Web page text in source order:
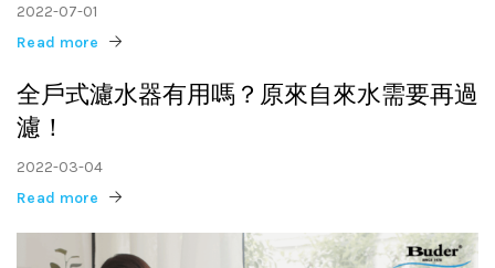
2022-07-01
Read more
全戶式濾水器有用嗎？原來自來水需要再過
濾！
2022-03-04
Read more